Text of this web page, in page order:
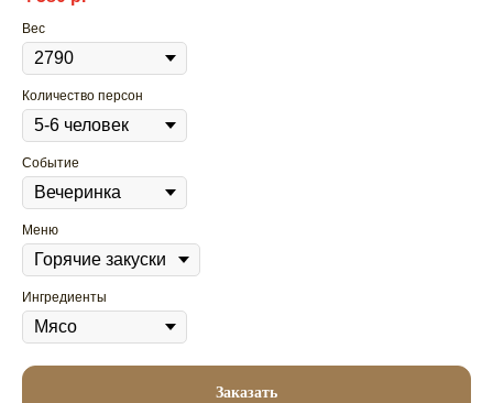
Вес
Количество персон
Событие
Меню
Ингредиенты
Заказать